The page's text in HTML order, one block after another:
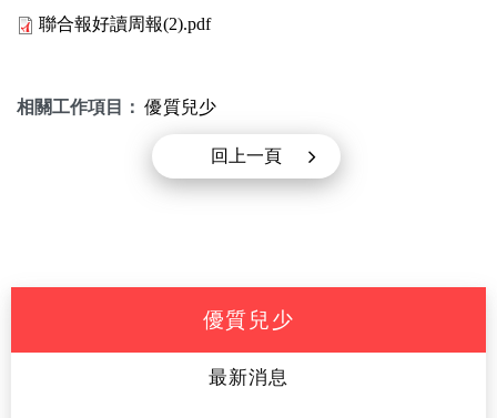
聯合報好讀周報(2).pdf
相關工作項目：優質兒少
回上一頁
優質兒少
最新消息